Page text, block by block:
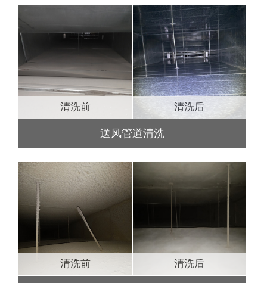
清洗前 清洗后
送风管道清洗
清洗前 清洗后